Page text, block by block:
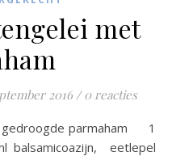
met
2016 / 0 reacties
balsamicoazijn, eetlepel